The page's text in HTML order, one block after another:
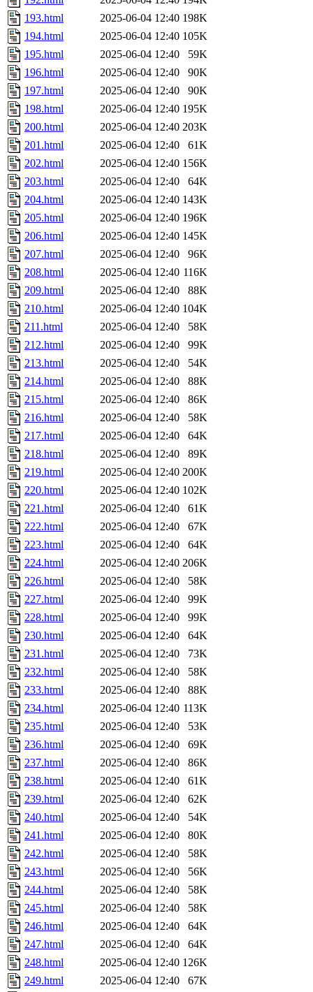
193.html
2025-06-04 12:40 198K
194.html
2025-06-04 12:40 105K
195.html
2025-06-04 12:40
59K
196.html
2025-06-04 12:40
90K
197.html
2025-06-04 12:40
90K
198.html
2025-06-04 12:40 195K
200.html
2025-06-04 12:40 203K
201.html
2025-06-04 12:40
61K
202.html
2025-06-04 12:40 156K
203.html
2025-06-04 12:40
64K
204.html
2025-06-04 12:40 143K
205.html
2025-06-04 12:40 196K
206.html
2025-06-04 12:40 145K
207.html
2025-06-04 12:40
96K
208.html
2025-06-04 12:40 116K
209.html
2025-06-04 12:40
88K
210.html
2025-06-04 12:40 104K
211.html
2025-06-04 12:40
58K
212.html
2025-06-04 12:40
99K
213.html
2025-06-04 12:40
54K
214.html
2025-06-04 12:40
88K
215.html
2025-06-04 12:40
86K
216.html
2025-06-04 12:40
58K
217.html
2025-06-04 12:40
64K
218.html
2025-06-04 12:40
89K
219.html
2025-06-04 12:40 200K
220.html
2025-06-04 12:40 102K
221.html
2025-06-04 12:40
61K
222.html
2025-06-04 12:40
67K
223.html
2025-06-04 12:40
64K
224.html
2025-06-04 12:40 206K
226.html
2025-06-04 12:40
58K
227.html
2025-06-04 12:40
99K
228.html
2025-06-04 12:40
99K
230.html
2025-06-04 12:40
64K
231.html
2025-06-04 12:40
73K
232.html
2025-06-04 12:40
58K
233.html
2025-06-04 12:40
88K
234.html
2025-06-04 12:40 113K
235.html
2025-06-04 12:40
53K
236.html
2025-06-04 12:40
69K
237.html
2025-06-04 12:40
86K
238.html
2025-06-04 12:40
61K
239.html
2025-06-04 12:40
62K
240.html
2025-06-04 12:40
54K
241.html
2025-06-04 12:40
80K
242.html
2025-06-04 12:40
58K
243.html
2025-06-04 12:40
56K
244.html
2025-06-04 12:40
58K
245.html
2025-06-04 12:40
58K
246.html
2025-06-04 12:40
64K
247.html
2025-06-04 12:40
64K
248.html
2025-06-04 12:40 126K
249.html
2025-06-04 12:40
67K